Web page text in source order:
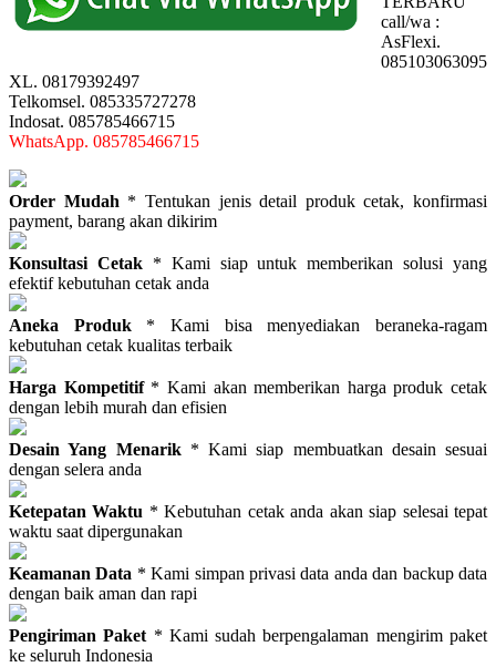
call/wa :
AsFlexi.
085103063095
XL. 08179392497
Telkomsel. 085335727278
Indosat. 085785466715
WhatsApp. 085785466715
Order Mudah * Tentukan jenis detail produk cetak, konfirmasi
payment, barang akan dikirim
Konsultasi Cetak* Kami siap untuk memberikan solusi yang
efektif kebutuhan cetak anda
Aneka Produk * Kami bisa menyediakan beraneka-ragam
kebutuhan cetak kualitas terbaik
Harga Kompetitif* Kami akan memberikan harga produk cetak
dengan lebih murah dan efisien
Desain Yang Menarik* Kami siap membuatkan desain sesuai
dengan selera anda
Ketepatan Waktu * Kebutuhan cetak anda akan siap selesai tepat
waktu saat dipergunakan
Keamanan Data * Kami simpan privasi data anda dan backup data
dengan baik aman dan rapi
Pengiriman Paket * Kami sudah berpengalaman mengirim paket
ke seluruh Indonesia